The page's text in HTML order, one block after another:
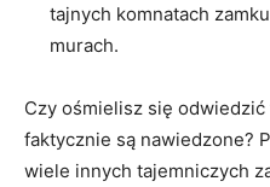
tajnych ⁢komnatach
murach.
Czy ośmielisz się
faktycznie są nawiedzone?
wiele innych tajemniczych